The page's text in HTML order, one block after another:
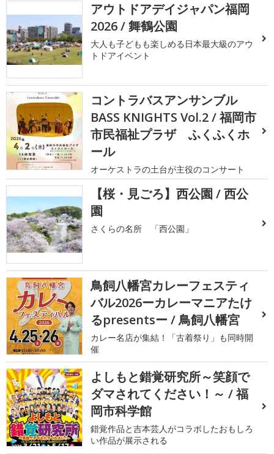
アウトドアデイジャパン福岡
2026 / 舞鶴公園
大人も子どもも楽しめる日本最大級のアウ
トドアイベント
コントラバスアンサンブル
BASS KNIGHTS Vol.2 / 福岡市
市民福祉プラザ ふくふくホ
ール
オーケストラの土台が主役のコンサート
【桜・見ごろ】西公園 / 西公
園
さくらの名所 「西公園」
鳥飼八幡宮カレーフェスティ
バル2026ーカレーマニアたけ
るpresentsー / 鳥飼八幡宮
カレー名店が集結！「古着祭り」も同時開
催
よしもと錯覚研究所～笑顔で
ダマされてください！～ / 福
岡市科学館
錯覚作品と吉本芸人がコラボしたおもしろ
い作品が展示される